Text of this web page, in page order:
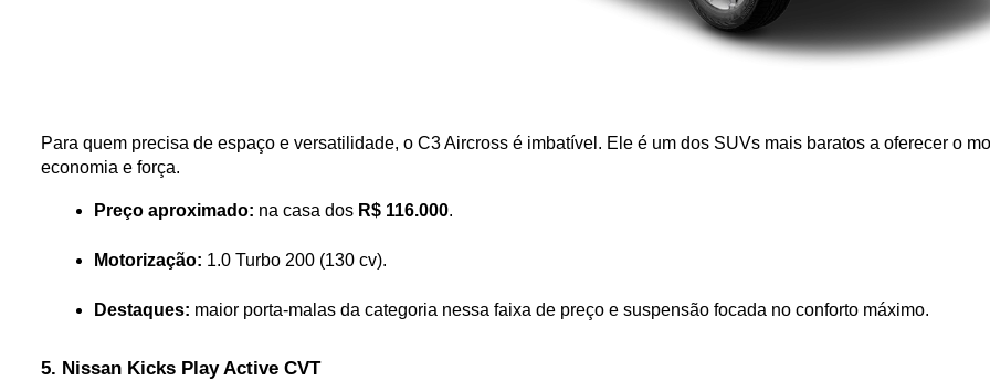
Para quem precisa de espaço e versatilidade, o C3 Aircross é imbatível. Ele é um dos SUVs mais baratos a oferecer o
economia e força.
Preço aproximado: na casa dos R$ 116.000.
Motorização: 1.0 Turbo 200 (130 cv).
Destaques: maior porta-malas da categoria nessa faixa de preço e suspensão focada no conforto máximo.
5. Nissan Kicks Play Active CVT